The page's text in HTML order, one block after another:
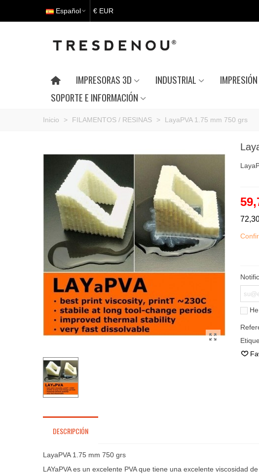
Español € EUR
IMPRESORAS 3D INDUSTRIAL IMPRESIÓN
SOPORTE E INFORMACIÓN
Inicio > FILAMENTOS / RESINAS > LayaPVA 1.75 mm 750 grs
DESCRIPCIÓN
LayaPVA 1.75 mm 750 grs
LAYaPVA es un excelente PVA que tiene una excelente viscosidad